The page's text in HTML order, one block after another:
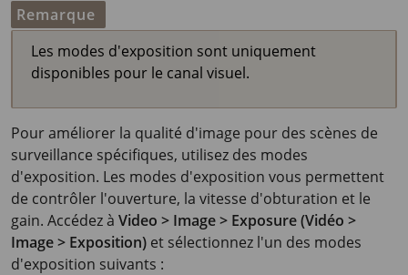
Remarque
Les modes d'exposition sont uniquement
disponibles pour le canal visuel.
Pour améliorer la qualité d'image pour des scènes de
surveillance spécifiques, utilisez des modes
d'exposition. Les modes d'exposition vous permettent
de contrôler l'ouverture, la vitesse d'obturation et le
gain. Accédez à Video > Image > Exposure (Vidéo >
Image > Exposition) et sélectionnez l'un des modes
d'exposition suivants :